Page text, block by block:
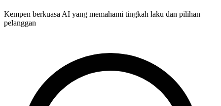
Kempen berkuasa AI yang memahami tingkah laku dan pilihan
pelanggan